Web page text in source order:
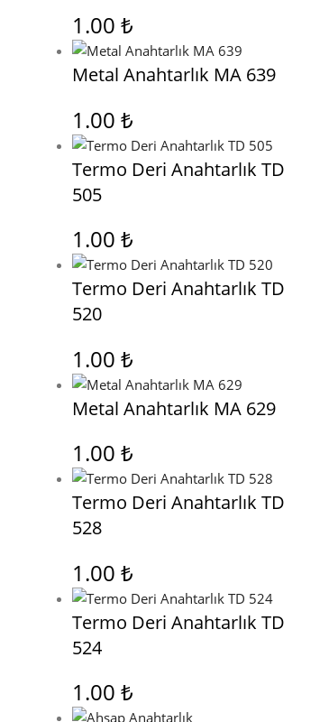
1.00 ₺
Metal Anahtarlık MA 639
1.00 ₺
Termo Deri Anahtarlık TD
505
1.00 ₺
Termo Deri Anahtarlık TD
520
1.00 ₺
Metal Anahtarlık MA 629
1.00 ₺
Termo Deri Anahtarlık TD
528
1.00 ₺
Termo Deri Anahtarlık TD
524
1.00 ₺